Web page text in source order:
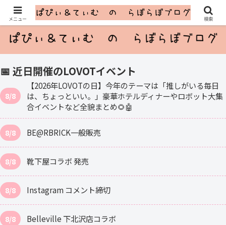
ふたごのLOVOTとのゆるっと暮らし
📅 近日開催のLOVOTイベント
8/8
【2026年LOVOTの日】今年のテーマは「推しがいる毎日
は、ちょっといい。」豪華ホテルディナーやロボット大集
合イベントなど全貌まとめ🌻🤖
8/8 BE@RBRICK一般販売
8/8 靴下屋コラボ 発売
8/8 Instagram コメント締切
8/8 Belleville 下北沢店コラボ
メニュー 検索